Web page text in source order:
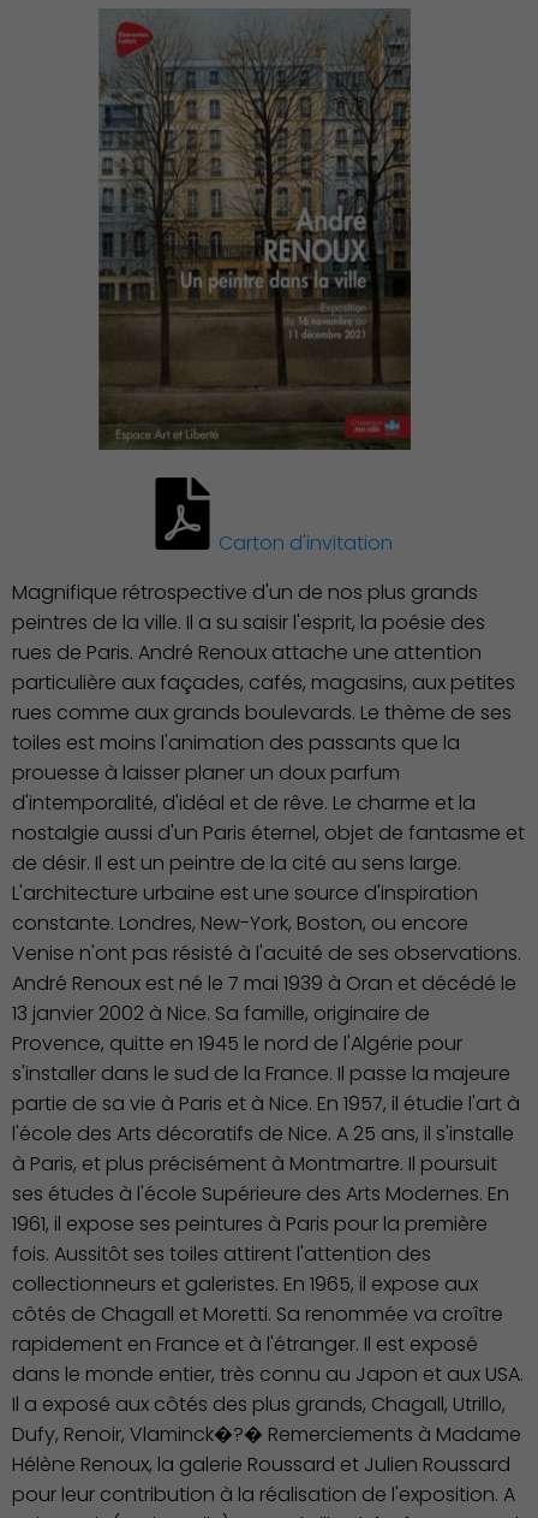
Carton d'invitation
Magnifique rétrospective d'un de nos plus grands
peintres de la ville. Il a su saisir l'esprit, la poésie des
rues de Paris. André Renoux attache une attention
particulière aux façades, cafés, magasins, aux petites
rues comme aux grands boulevards. Le thème de ses
toiles est moins l'animation des passants que la
prouesse à laisser planer un doux parfum
d'intemporalité, d'idéal et de rêve. Le charme et la
nostalgie aussi d'un Paris éternel, objet de fantasme et
de désir. Il est un peintre de la cité au sens large.
L'architecture urbaine est une source d'inspiration
constante. Londres, New-York, Boston, ou encore
Venise n'ont pas résisté à l'acuité de ses observations.
André Renoux est né le 7 mai 1939 à Oran et décédé le
13 janvier 2002 à Nice. Sa famille, originaire de
Provence, quitte en 1945 le nord de l'Algérie pour
s'installer dans le sud de la France. Il passe la majeure
partie de sa vie à Paris et à Nice. En 1957, il étudie l'art à
l'école des Arts décoratifs de Nice. A 25 ans, il s'installe
à Paris, et plus précisément à Montmartre. Il poursuit
ses études à l'école Supérieure des Arts Modernes. En
1961, il expose ses peintures à Paris pour la première
fois. Aussitôt ses toiles attirent l'attention des
collectionneurs et galeristes. En 1965, il expose aux
côtés de Chagall et Moretti. Sa renommée va croître
rapidement en France et à l'étranger. Il est exposé
dans le monde entier, très connu au Japon et aux USA.
Il a exposé aux côtés des plus grands, Chagall, Utrillo,
Dufy, Renoir, Vlaminck�?� Remerciements à Madame
Hélène Renoux, la galerie Roussard et Julien Roussard
pour leur contribution à la réalisation de l'exposition. A